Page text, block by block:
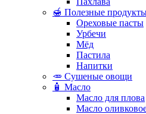
🍯 Полезные
Ореховые пасты
Урбечи
Мёд
Пастила
Напитки
🥕 Сушеные овощи
🧴 Масло
Масло для плова
Масло